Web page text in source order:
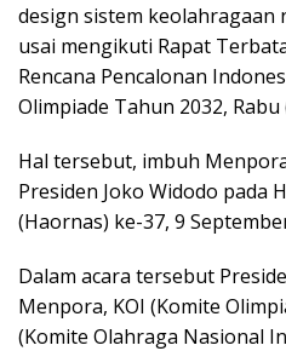
design sistem keolahragaan
usai mengikuti Rapat
Rencana Pencalonan
Olimpiade Tahun 2032, Rabu
Hal tersebut, imbuh
Presiden Joko Widodo pada
(Haornas) ke-37, 9
Dalam acara tersebut
Menpora, KOI (Komite
(Komite Olahraga Nasional